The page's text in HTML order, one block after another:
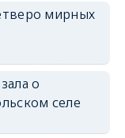
мирных
о
селе